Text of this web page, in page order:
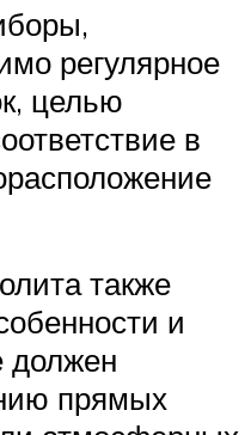
регулярное
целью
в
также
и
должен
прямых